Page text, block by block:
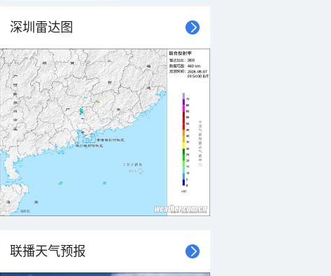
深圳雷达图
联播天气预报